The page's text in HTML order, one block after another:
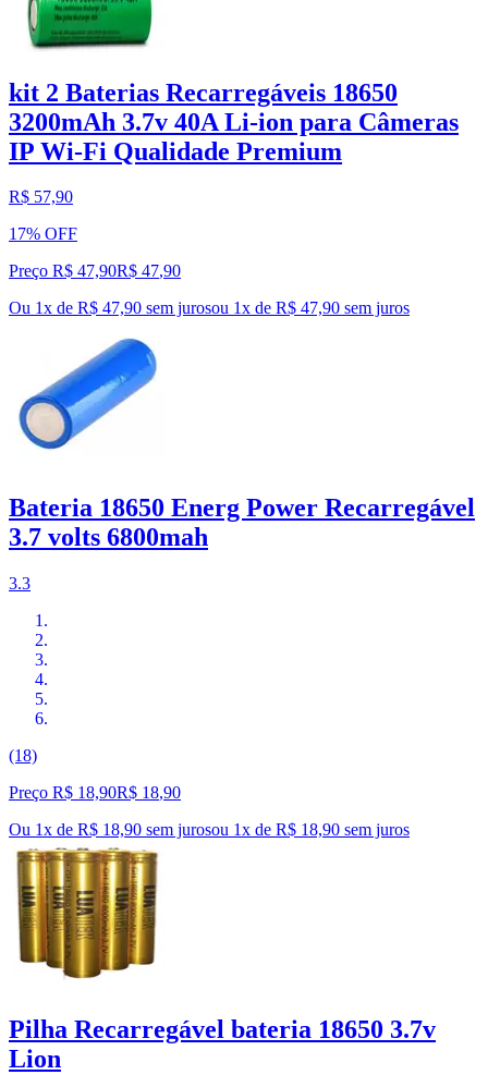
kit 2 Baterias Recarregáveis 18650
3200mAh 3.7v 40A Li-ion para Câmeras
IP Wi-Fi Qualidade Premium
R$ 57,90
17% OFF
Preço R$ 47,90R$ 47,90
Ou 1x de R$ 47,90 sem jurosou 1x de R$ 47,90 sem juros
Bateria 18650 Energ Power Recarregável
3.7 volts 6800mah
3.3
(18)
Preço R$ 18,90R$ 18,90
Ou 1x de R$ 18,90 sem jurosou 1x de R$ 18,90 sem juros
Pilha Recarregável bateria 18650 3.7v
Lion